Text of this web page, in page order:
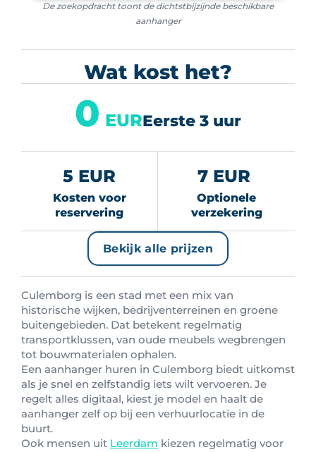
De zoekopdracht toont de dichtstbijzijnde beschikbare
aanhanger
Wat kost het?
5 EUR
Kosten voor
reservering
0 EUREerste 3 uur
7 EUR
Optionele
verzekering
Bekijk alle prijzen
Culemborg is een stad met een mix van
historische wijken, bedrijventerreinen en groene
buitengebieden. Dat betekent regelmatig
transportklussen, van oude meubels wegbrengen
tot bouwmaterialen ophalen.
Een aanhanger huren in Culemborg biedt uitkomst
als je snel en zelfstandig iets wilt vervoeren. Je
regelt alles digitaal, kiest je model en haalt de
aanhanger zelf op bij een verhuurlocatie in de
buurt.
Ook mensen uit Leerdam kiezen regelmatig voor